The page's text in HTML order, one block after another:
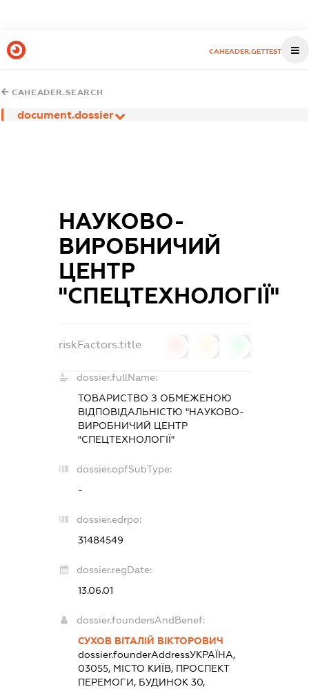
CAHEADER.GETTEST
CAHEADER.SEARCH
document.dossier
НАУКОВО-
ВИРОБНИЧИЙ
ЦЕНТР
"СПЕЦТЕХНОЛОГІЇ"
riskFactors.title
dossier.fullName:
ТОВАРИСТВО З ОБМЕЖЕНОЮ
ВІДПОВІДАЛЬНІСТЮ "НАУКОВО-
ВИРОБНИЧИЙ ЦЕНТР
"СПЕЦТЕХНОЛОГІЇ"
dossier.opfSubType:
-
dossier.edrpo:
31484549
dossier.regDate:
13.06.01
dossier.foundersAndBenef:
СУХОВ ВІТАЛІЙ ВІКТОРОВИЧ
dossier.founderAddressУКРАЇНА,
03055, МІСТО КИЇВ, ПРОСПЕКТ
ПЕРЕМОГИ, БУДИНОК 30,